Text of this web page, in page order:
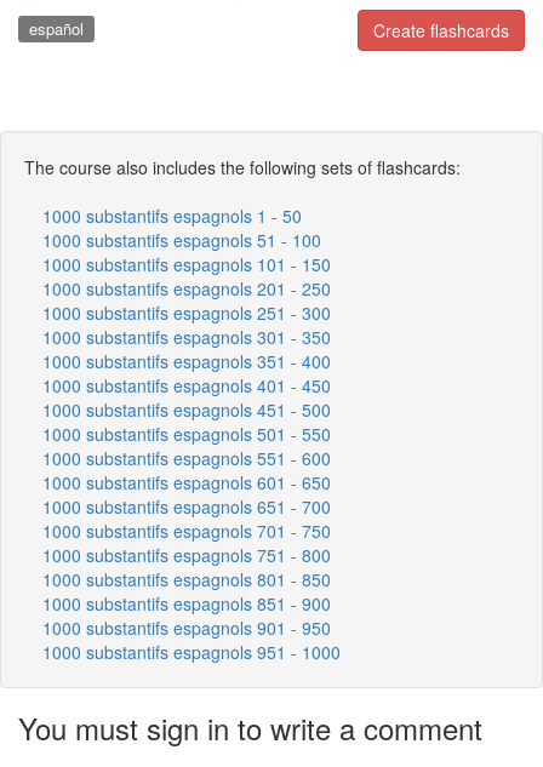
Create flashcards
español
The course also includes the following sets of flashcards:
1000 substantifs espagnols 1 - 50
1000 substantifs espagnols 51 - 100
1000 substantifs espagnols 101 - 150
1000 substantifs espagnols 201 - 250
1000 substantifs espagnols 251 - 300
1000 substantifs espagnols 301 - 350
1000 substantifs espagnols 351 - 400
1000 substantifs espagnols 401 - 450
1000 substantifs espagnols 451 - 500
1000 substantifs espagnols 501 - 550
1000 substantifs espagnols 551 - 600
1000 substantifs espagnols 601 - 650
1000 substantifs espagnols 651 - 700
1000 substantifs espagnols 701 - 750
1000 substantifs espagnols 751 - 800
1000 substantifs espagnols 801 - 850
1000 substantifs espagnols 851 - 900
1000 substantifs espagnols 901 - 950
1000 substantifs espagnols 951 - 1000
You must sign in to write a comment